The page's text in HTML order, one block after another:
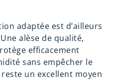
adaptée est d’ailleurs
alèse de qualité,
efficacement
sans empêcher le
un excellent moyen